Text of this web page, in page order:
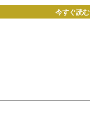
今すぐ読む